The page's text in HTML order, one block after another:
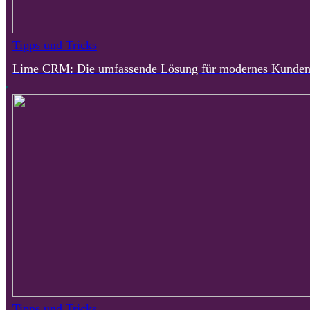
Tipps und Tricks
Lime CRM: Die umfassende Lösung für modernes